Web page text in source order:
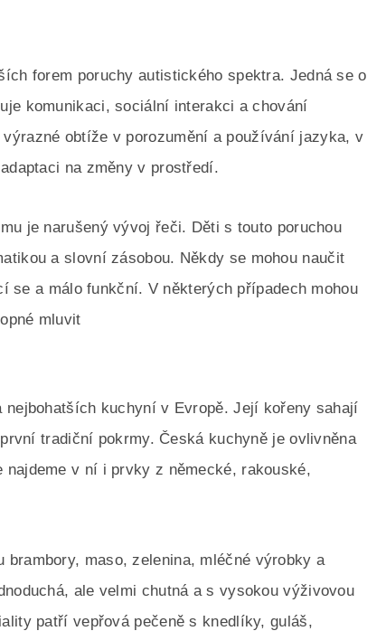
forem poruchy autistického spektra. Jedná se o
komunikaci, sociální interakci a chování
obtíže v porozumění a používání jazyka, v
na změny v prostředí.
je narušený vývoj řeči. Děti s touto poruchou
a slovní zásobou. Někdy se mohou naučit
se a málo funkční. V některých případech mohou
mluvit
kuchyní v Evropě. Její kořeny sahají
tradiční pokrmy. Česká kuchyně je ovlivněna
v ní i prvky z německé, rakouské,
maso, zelenina, mléčné výrobky a
ale velmi chutná a s vysokou výživovou
patří vepřová pečeně s knedlíky, guláš,